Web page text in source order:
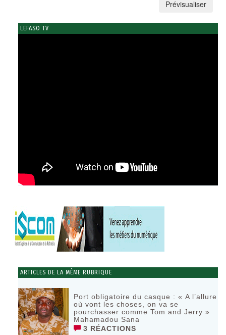
LEFASO TV
ARTICLES DE LA MÊME RUBRIQUE
Port obligatoire du casque : « A l’allure
où vont les choses, on va se
pourchasser comme Tom and Jerry »
Mahamadou Sana
3 RÉACTIONS